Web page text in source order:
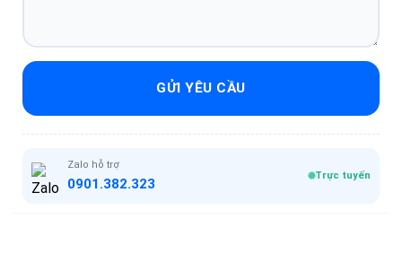
GỬI YÊU CẦU
Zalo hỗ trợ
0901.382.323 Trực tuyến